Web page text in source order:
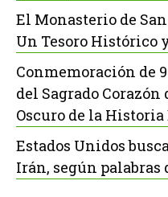
El Monasterio de
Un Tesoro Histórico
Conmemoración de
del Sagrado
Oscuro de la
Estados Unidos
Irán, según palabras